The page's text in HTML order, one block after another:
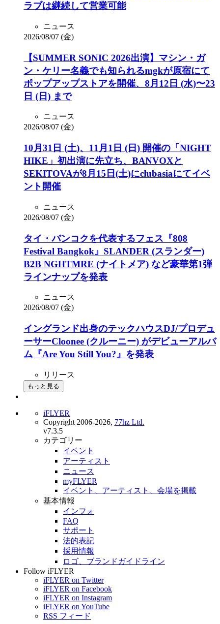
ラブは継続して営業可能
ニュース
2026/08/07 (金)
【SUMMER SONIC 2026出演】マシン・ガ
ン・ケリー名義でも知られるmgkが原宿にて
ポップアップストアを開催、8月12日 (水)〜23
日 (日) まで
ニュース
2026/08/07 (金)
10月31日 (土)、11月1日 (日) 開催の「NIGHT
HIKE」初出演に先立ち、BANVOXと
SEKITOVAが8月15日(土)にclubasiaにてイベ
ント開催
ニュース
2026/08/07 (金)
タイ・バンコクを代表するフェス『808
Festival Bangkok』SLANDER (スランダー)
B2B NGHTMRE (ナイトメア) など豪華第1弾
ラインナップを発表
ニュース
2026/08/07 (金)
イングランド出身のテックハウスDJ/プロデュ
ーサーCloonee (クルーニー) がデビューアルバ
ム『Are You Still You?』を発表
リリース
もっと見る
iFLYER
Copyright 2006-2026, 77hz Ltd.
v7.3.5
カテゴリー
イベント
アーティスト
ニュース
myFLYER
イベント、アーティスト、会場を掲載
基本情報
インフォ
FAQ
サポート
法的表記
採用情報
ロゴ、ブランドガイドライン
Follow iFLYER
iFLYER on Twitter
iFLYER on Facebook
iFLYER on Instagram
iFLYER on YouTube
RSS フィード